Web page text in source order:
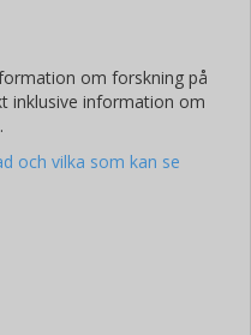
om forskning på
inklusive information om
och vilka som kan se